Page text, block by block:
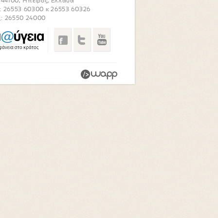
26553 60300 κ 26553 60326
26550 24000